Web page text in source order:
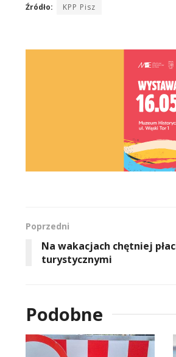
Źródło: KPP Pisz
Poprzedni
Na wakacjach chętniej
turystycznymi
Podobne